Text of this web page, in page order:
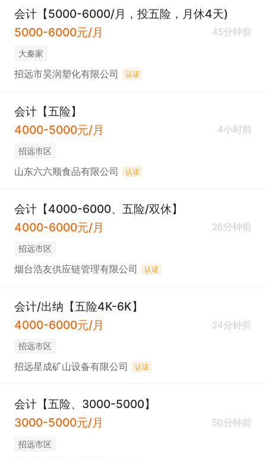
会计【5000-6000/月，投五险，月休4天)
5000-6000元/月
45分钟前
大秦家
招远市昊润塑化有限公司 认证
会计【五险】
4000-5000元/月
4小时前
招远市区
山东六六顺食品有限公司 认证
会计【4000-6000、五险/双休】
4000-6000元/月
26分钟前
招远市区
烟台浩友供应链管理有限公司 认证
会计/出纳【五险4K-6K】
4000-6000元/月
24分钟前
招远市区
招远星成矿山设备有限公司 认证
会计【五险、3000-5000】
3000-5000元/月
50分钟前
招远市区